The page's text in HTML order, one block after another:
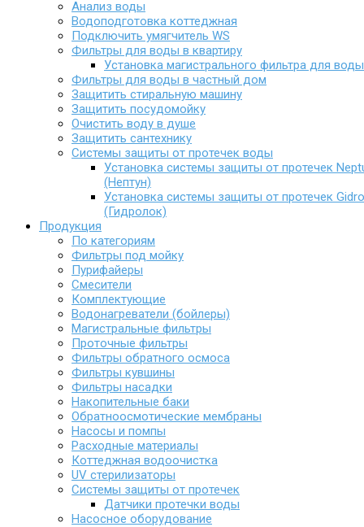
Анализ воды
Водоподготовка коттеджная
Подключить умягчитель WS
Фильтры для воды в квартиру
Установка магистрального фильтра для воды
Фильтры для воды в частный дом
Защитить стиральную машину
Защитить посудомойку
Очистить воду в душе
Защитить сантехнику
Системы защиты от протечек воды
Установка системы защиты от протечек
(Нептун)
Установка системы защиты от протечек
(Гидролок)
Продукция
По категориям
Фильтры под мойку
Пурифайеры
Смесители
Комплектующие
Водонагреватели (бойлеры)
Магистральные фильтры
Проточные фильтры
Фильтры обратного осмоса
Фильтры кувшины
Фильтры насадки
Накопительные баки
Обратноосмотические мембраны
Насосы и помпы
Расходные материалы
Коттеджная водоочистка
UV стерилизаторы
Системы защиты от протечек
Датчики протечки воды
Насосное оборудование